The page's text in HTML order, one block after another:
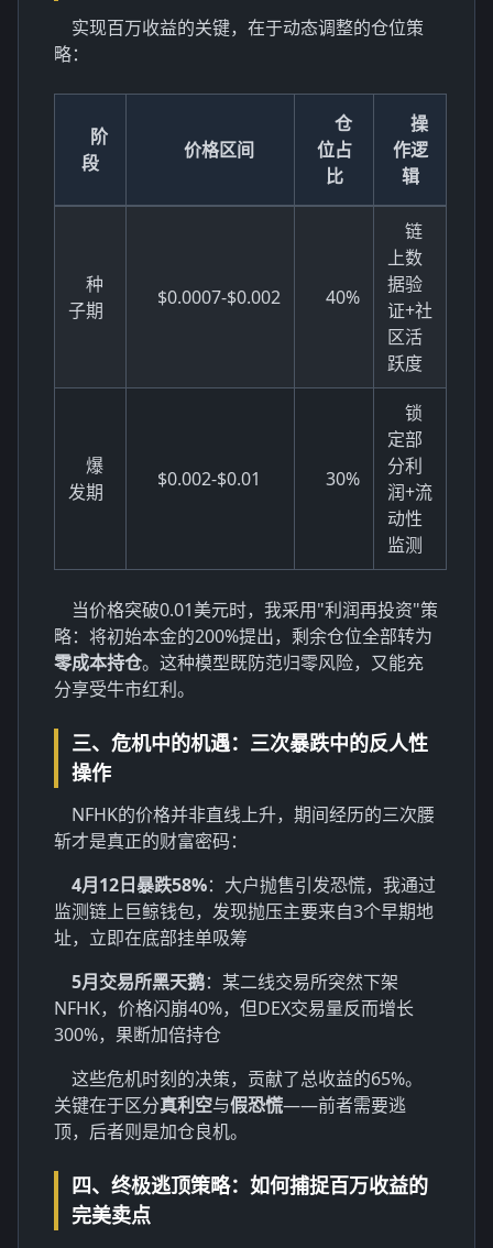
实现百万收益的关键，在于动态调整的仓位策
略：
阶
段
价格区间
仓
位占
比
操
作逻
辑
种
子期
$0.0007-$0.002 40%
链
上数
据验
证+社
区活
跃度
爆
发期
$0.002-$0.01 30%
锁
定部
分利
润+流
动性
监测
当价格突破0.01美元时，我采用"利润再投资"策
略：将初始本金的200%提出，剩余仓位全部转为
零成本持仓。这种模型既防范归零风险，又能充
分享受牛市红利。
三、危机中的机遇：三次暴跌中的反人性
操作
NFHK的价格并非直线上升，期间经历的三次腰
斩才是真正的财富密码：
4月12日暴跌58%：大户抛售引发恐慌，我通过
监测链上巨鲸钱包，发现抛压主要来自3个早期地
址，立即在底部挂单吸筹
5月交易所黑天鹅：某二线交易所突然下架
NFHK，价格闪崩40%，但DEX交易量反而增长
300%，果断加倍持仓
这些危机时刻的决策，贡献了总收益的65%。
关键在于区分真利空与假恐慌——前者需要逃
顶，后者则是加仓良机。
四、终极逃顶策略：如何捕捉百万收益的
完美卖点